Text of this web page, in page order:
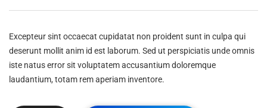
Excepteur sint occaecat cupidatat non proident sunt in culpa qui
deserunt mollit anim id est laborum. Sed ut perspiciatis unde omnis
iste natus error sit voluptatem accusantium doloremque
laudantium, totam rem aperiam inventore.